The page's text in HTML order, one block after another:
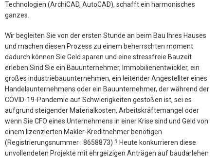
Technologien (ArchiCAD, AutoCAD), schafft ein harmonisches
ganzes.
Wir begleiten Sie von der ersten Stunde an beim Bau Ihres Hauses
und machen diesen Prozess zu einem beherrschten moment
dadurch können Sie Geld sparen und eine stressfreie Bauzeit
erleben.Sind Sie ein Bauunternehmer, Immobilienentwickler, ein
großes industriebauunternehmen, ein leitender Angestellter eines
Handelsunternehmens oder ein Bauunternehmer, der während der
COVID-19-Pandemie auf Schwierigkeiten gestoßen ist, sei es
aufgrund steigender Materialkosten, Arbeitskräftemangel oder
wenn Sie CFO eines Unternehmens in einer Krise sind und Geld von
einem lizenzierten Makler-Kreditnehmer benötigen
(Registrierungsnummer : 8658873) ? Heute konkurrieren diese
unvollendeten Projekte mit ehrgeizigen Anträgen auf baudarlehen